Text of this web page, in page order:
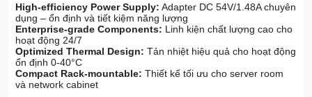
High-efficiency Power Supply: Adapter DC 54V/1.48A chuyên
dụng – ổn định và tiết kiệm năng lượng
Enterprise-grade Components: Linh kiện chất lượng cao cho
hoạt động 24/7
Optimized Thermal Design: Tản nhiệt hiệu quả cho hoạt động
ổn định 0-40°C
Compact Rack-mountable: Thiết kế tối ưu cho server room
và network cabinet